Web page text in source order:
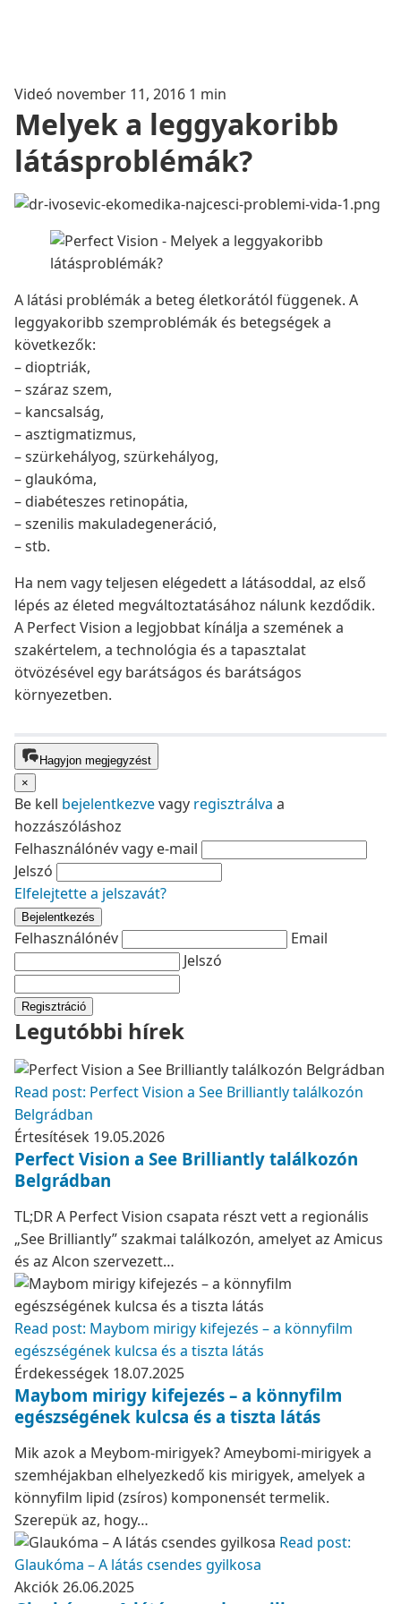
Videó november 11, 2016 1 min
Melyek a leggyakoribb
látásproblémák?
A látási problémák a beteg életkorától függenek. A
leggyakoribb szemproblémák és betegségek a
következők:
– dioptriák,
– száraz szem,
– kancsalság,
– asztigmatizmus,
– szürkehályog, szürkehályog,
– glaukóma,
– diabéteszes retinopátia,
– szenilis makuladegeneráció,
– stb.
Ha nem vagy teljesen elégedett a látásoddal, az első
lépés az életed megváltoztatásához nálunk kezdődik.
A Perfect Vision a legjobbat kínálja a szemének a
szakértelem, a technológia és a tapasztalat
ötvözésével egy barátságos és barátságos
környezetben.
Hagyjon megjegyzést
×
Be kell bejelentkezvevagy regisztrálva a
hozzászóláshoz
Felhasználónév vagy e-mail
Jelszó
Elfelejtette a jelszavát?
Bejelentkezés
Felhasználónév
Email
Jelszó
Regisztráció
Legutóbbi hírek
Read post: Perfect Vision a See Brilliantly találkozón
Belgrádban
Értesítések 19.05.2026
Perfect Vision a See Brilliantly találkozón
Belgrádban
TL;DR A Perfect Vision csapata részt vett a regionális
„See Brilliantly” szakmai találkozón, amelyet az Amicus
és az Alcon szervezett…
Read post: Maybom mirigy kifejezés – a könnyfilm
egészségének kulcsa és a tiszta látás
Érdekességek 18.07.2025
Maybom mirigy kifejezés – a könnyfilm
egészségének kulcsa és a tiszta látás
Mik azok a Meybom-mirigyek? Ameybomi-mirigyek a
szemhéjakban elhelyezkedő kis mirigyek, amelyek a
könnyfilm lipid (zsíros) komponensét termelik.
Szerepük az, hogy…
Read post:
Glaukóma – A látás csendes gyilkosa
Akciók26.06.2025